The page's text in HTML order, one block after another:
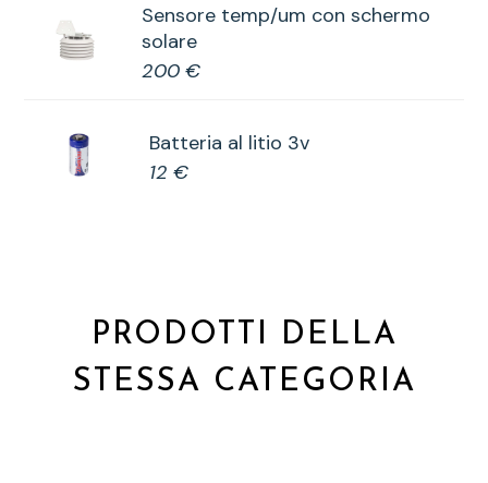
Sensore temp/um con schermo
solare
200 €
Batteria al litio 3v
12 €
PRODOTTI DELLA
STESSA CATEGORIA